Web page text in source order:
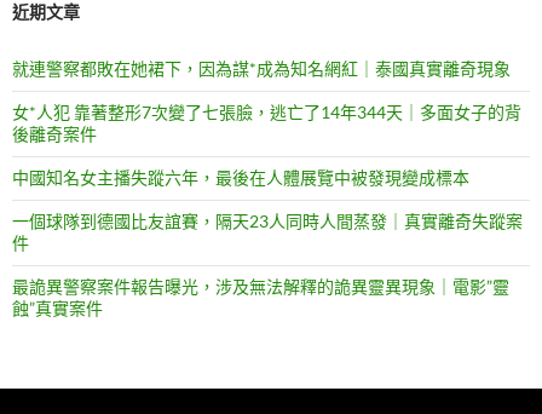
近期文章
就連警察都敗在她裙下，因為謀*成為知名網紅｜泰國真實離奇現象
女*人犯 靠著整形7次變了七張臉，逃亡了14年344天｜多面女子的背
後離奇案件
中國知名女主播失蹤六年，最後在人體展覽中被發現變成標本
一個球隊到德國比友誼賽，隔天23人同時人間蒸發｜真實離奇失蹤案
件
最詭異警察案件報告曝光，涉及無法解釋的詭異靈異現象｜電影”靈
蝕”真實案件